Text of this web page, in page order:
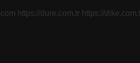
https://dure.com.tr https://